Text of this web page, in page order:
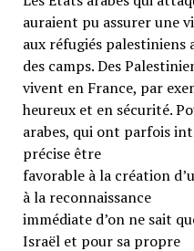
auraient pu assurer une
aux réfugiés palestiniens
des camps. Des
vivent en France, par
heureux et en sécurité.
arabes, qui ont parfois
précise être
favorable à la création
à la reconnaissance
immédiate d’on ne sait
Israël et pour sa propre